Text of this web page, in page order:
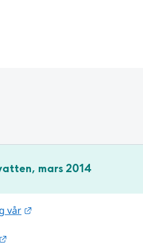
sidan på
mars 2014
vår Länk till annan webbplats.
Länk till annan webbplats.